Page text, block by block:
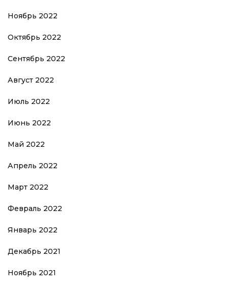
Ноябрь 2022
Октябрь 2022
Сентябрь 2022
Август 2022
Июль 2022
Июнь 2022
Май 2022
Апрель 2022
Март 2022
Февраль 2022
Январь 2022
Декабрь 2021
Ноябрь 2021